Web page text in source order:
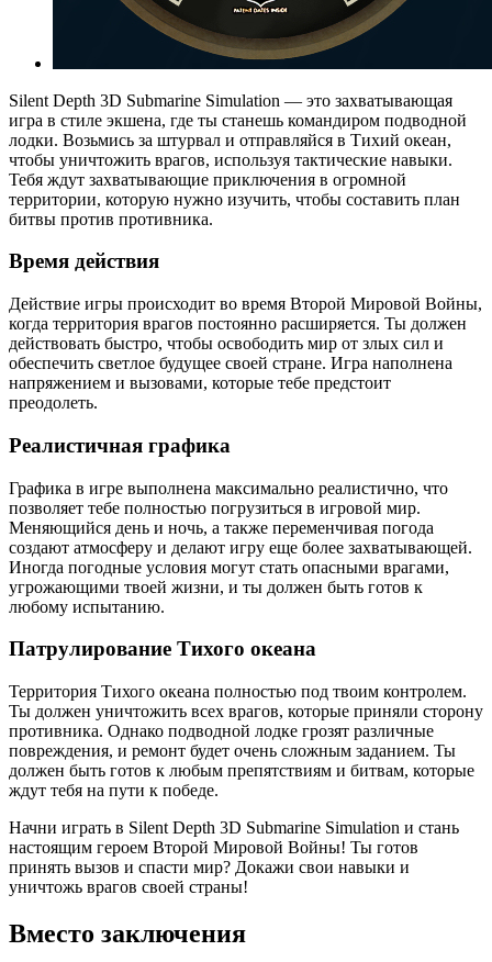
Silent Depth 3D Submarine Simulation — это захватывающая
игра в стиле экшена, где ты станешь командиром подводной
лодки. Возьмись за штурвал и отправляйся в Тихий океан,
чтобы уничтожить врагов, используя тактические навыки.
Тебя ждут захватывающие приключения в огромной
территории, которую нужно изучить, чтобы составить план
битвы против противника.
Время действия
Действие игры происходит во время Второй Мировой Войны,
когда территория врагов постоянно расширяется. Ты должен
действовать быстро, чтобы освободить мир от злых сил и
обеспечить светлое будущее своей стране. Игра наполнена
напряжением и вызовами, которые тебе предстоит
преодолеть.
Реалистичная графика
Графика в игре выполнена максимально реалистично, что
позволяет тебе полностью погрузиться в игровой мир.
Меняющийся день и ночь, а также переменчивая погода
создают атмосферу и делают игру еще более захватывающей.
Иногда погодные условия могут стать опасными врагами,
угрожающими твоей жизни, и ты должен быть готов к
любому испытанию.
Патрулирование Тихого океана
Территория Тихого океана полностью под твоим контролем.
Ты должен уничтожить всех врагов, которые приняли сторону
противника. Однако подводной лодке грозят различные
повреждения, и ремонт будет очень сложным заданием. Ты
должен быть готов к любым препятствиям и битвам, которые
ждут тебя на пути к победе.
Начни играть в Silent Depth 3D Submarine Simulation и стань
настоящим героем Второй Мировой Войны! Ты готов
принять вызов и спасти мир? Докажи свои навыки и
уничтожь врагов своей страны!
Вместо заключения